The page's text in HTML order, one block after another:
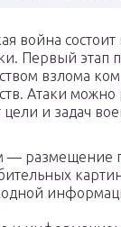
война состоит
Первый этап
взлома
Атаки
цели и задач
— размещение